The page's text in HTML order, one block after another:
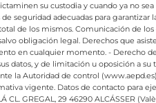
su custodia y cuando ya no
seguridad adecuadas para garantizar
de los mismos. Comunicación de los
obligación legal.Derechos que
en cualquier momento. - Derecho
datos, y de limitación u oposición a su
la Autoridad de control
vigente.Datos de contacto para
CL. GREGAL, 29 46290 ALCÁSSER